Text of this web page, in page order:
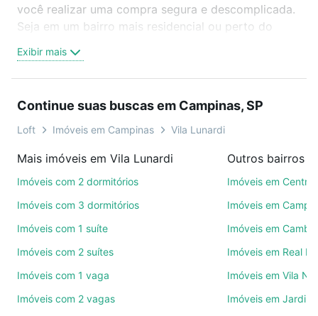
você realizar uma compra segura e descomplicada.
Seja em um bairro mais residencial ou perto do
oferta ideal de Imóveis com 2 suites à venda em
Vila Lunardi, Campinas, SP para conquistar seu
videochamada, é grátis, sem compromisso e você
ainda conta com mais de 46 mil corretores e
de imóveis.
ruas, bairros e até condomínios favoritos. Você
também pode usar os filtros como quantidade de
quartos, suítes, com ou sem vaga de garagem para
comodidades, como piscina, academia, salão de
Exibir mais
Continue suas buscas em Campinas, SP
Loft Imóveis em Campinas Vila Lunardi
Mais imóveis em Vila Lunardi
Imóveis com 2 dormitórios
Imóveis com 3 dormitórios
Imóveis com 1 suíte
Imóveis com 2 suítes
Imóveis com 1 vaga
Imóveis com 2 vagas
Outros bairros
Imóveis em Centro
Imóveis em
Imóveis em Cambuí
Imóveis em Real
Imóveis em Vila
Imóveis em Jardim